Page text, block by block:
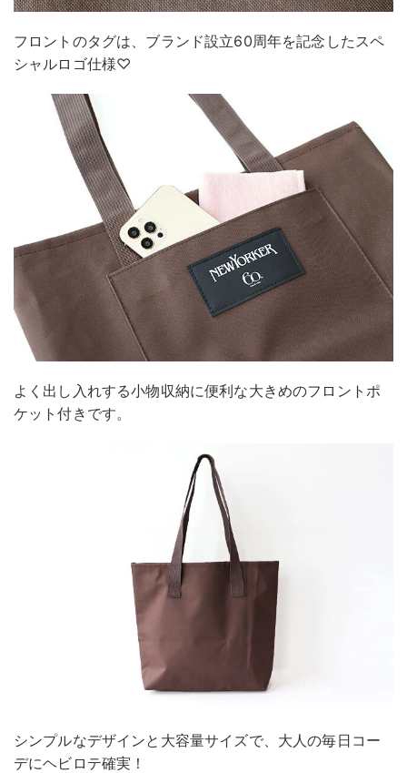
フロントのタグは、ブランド設立60周年を記念したスペ
シャルロゴ仕様♡
よく出し入れする小物収納に便利な大きめのフロントポ
ケット付きです。
シンプルなデザインと大容量サイズで、大人の毎日コー
デにヘビロテ確実！